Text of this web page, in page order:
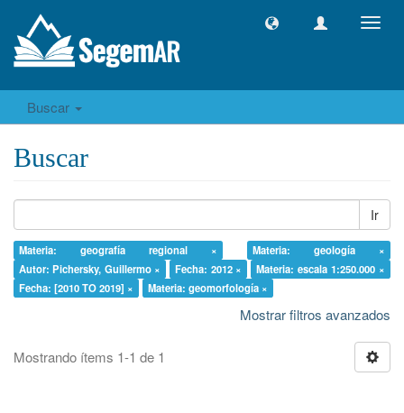
Buscar
Buscar
Ir
Materia: geografía regional ×
Materia: geología ×
Autor: Pichersky, Guillermo ×
Fecha: 2012 ×
Materia: escala 1:250.000 ×
Fecha: [2010 TO 2019] ×
Materia: geomorfología ×
Mostrar filtros avanzados
Mostrando ítems 1-1 de 1